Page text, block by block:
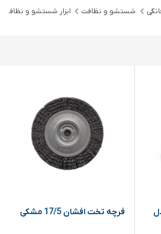
شستشو و نظافت ابزار شستشو و
فرچه تخت افشان 17/5 مشکی